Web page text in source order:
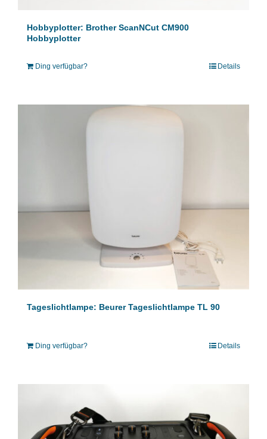
Hobbyplotter: Brother ScanNCut CM900
Hobbyplotter
Ding verfügbar? Details
Tageslichtlampe: Beurer Tageslichtlampe TL 90
Ding verfügbar? Details